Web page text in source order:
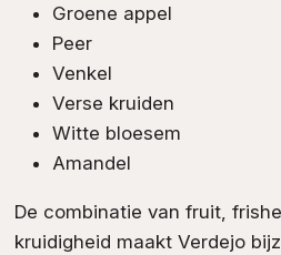
Groene appel
Peer
Venkel
Verse kruiden
Witte bloesem
Amandel
De combinatie van fruit,
kruidigheid maakt Verdejo